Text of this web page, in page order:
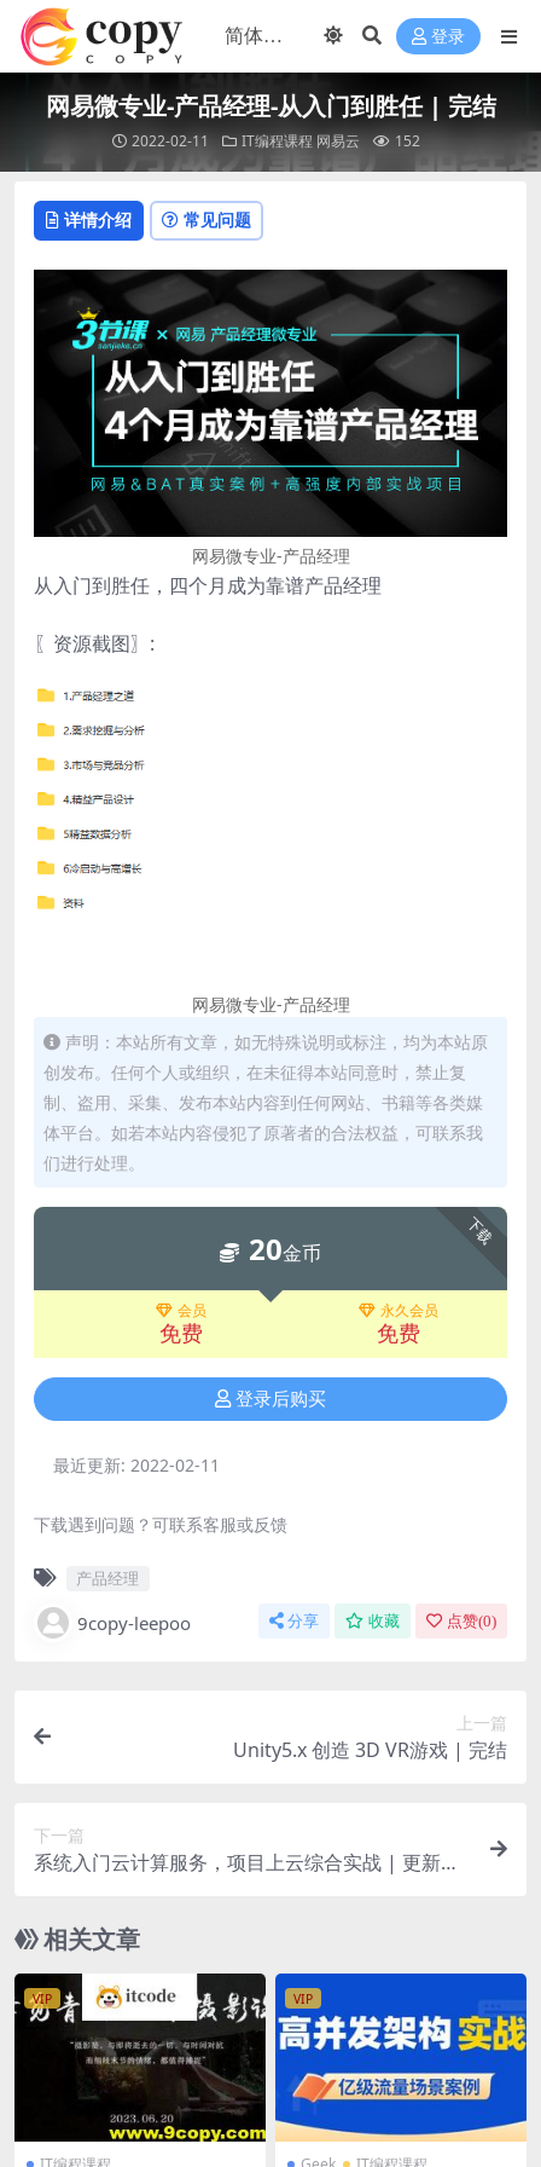
登录
网易微专业-产品经理-从入门到胜任 | 完结
2022-02-11 IT编程课程 网易云 152
详情介绍 常见问题
网易微专业-产品经理
从入门到胜任，四个月成为靠谱产品经理
〖资源截图〗:
网易微专业-产品经理
声明：本站所有文章，如无特殊说明或标注，均为本站原
创发布。任何个人或组织，在未征得本站同意时，禁止复
制、盗用、采集、发布本站内容到任何网站、书籍等各类媒
体平台。如若本站内容侵犯了原著者的合法权益，可联系我
们进行处理。
下载
20金币
会员
免费
永久会员
免费
登录后购买
最近更新: 2022-02-11
下载遇到问题？可联系客服或反馈
产品经理
9copy-leepoo 分享 收藏 点赞(0)
上一篇
Unity5.x 创造 3D VR游戏 | 完结
下一篇
系统入门云计算服务，项目上云综合实战 | 更新完
相关文章
VIP VIP